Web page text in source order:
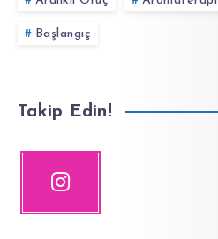
Başlangıç
Takip Edin!